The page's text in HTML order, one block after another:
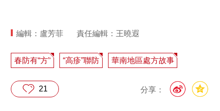
編輯：盧芳菲 責任編輯：王曉遐
春防有“方” “高疹”聯防 華南地區處方故事
分享：
21